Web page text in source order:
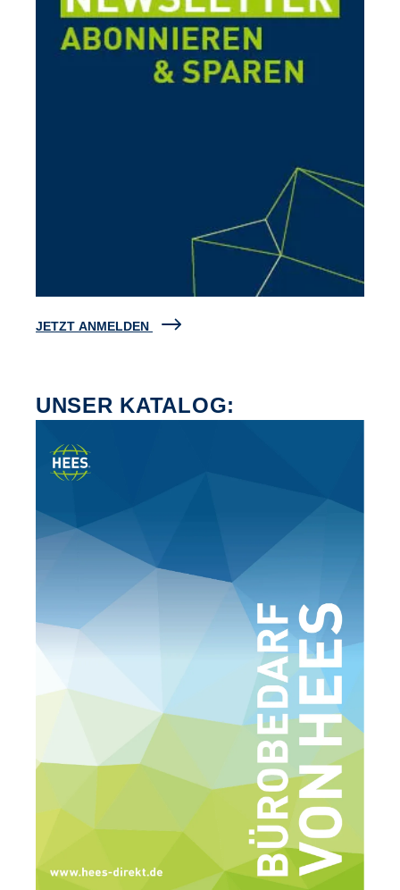
JETZT ANMELDEN
UNSER KATALOG: